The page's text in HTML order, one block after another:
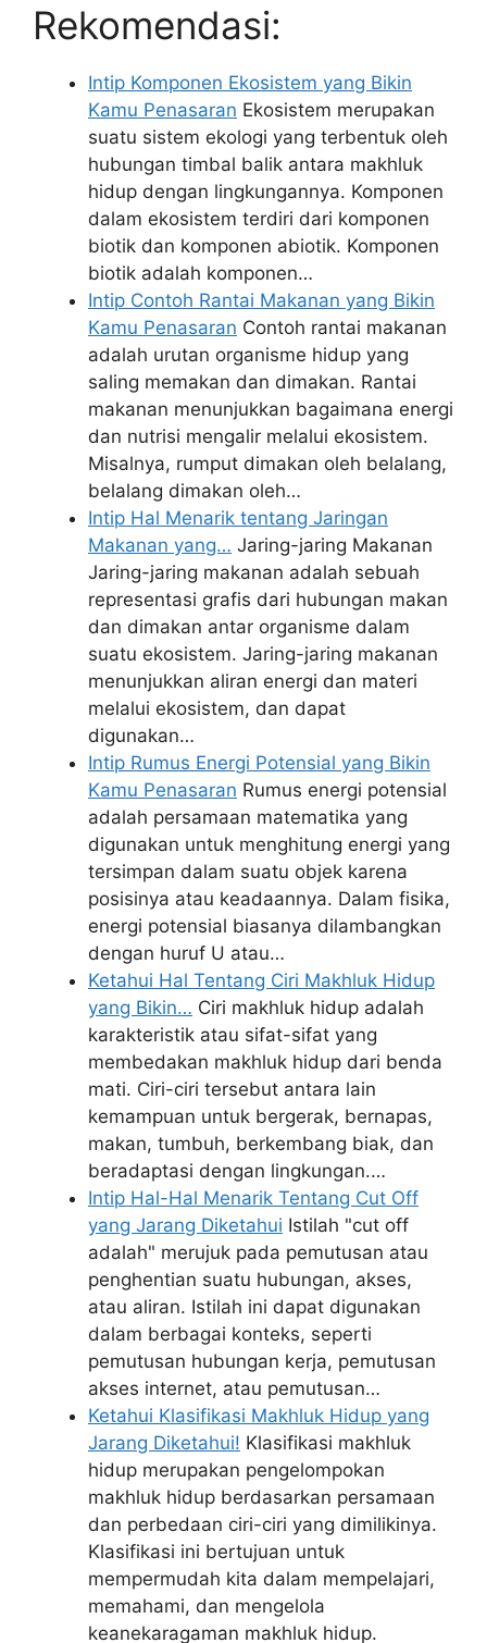
Rekomendasi:
Intip Komponen Ekosistem yang Bikin
Kamu Penasaran Ekosistem merupakan
suatu sistem ekologi yang terbentuk oleh
hubungan timbal balik antara makhluk
hidup dengan lingkungannya. Komponen
dalam ekosistem terdiri dari komponen
biotik dan komponen abiotik. Komponen
biotik adalah komponen…
Intip Contoh Rantai Makanan yang Bikin
Kamu Penasaran Contoh rantai makanan
adalah urutan organisme hidup yang
saling memakan dan dimakan. Rantai
makanan menunjukkan bagaimana energi
dan nutrisi mengalir melalui ekosistem.
Misalnya, rumput dimakan oleh belalang,
belalang dimakan oleh…
Intip Hal Menarik tentang Jaringan
Makanan yang… Jaring-jaring Makanan
Jaring-jaring makanan adalah sebuah
representasi grafis dari hubungan makan
dan dimakan antar organisme dalam
suatu ekosistem. Jaring-jaring makanan
menunjukkan aliran energi dan materi
melalui ekosistem, dan dapat
digunakan…
Intip Rumus Energi Potensial yang Bikin
Kamu Penasaran Rumus energi potensial
adalah persamaan matematika yang
digunakan untuk menghitung energi yang
tersimpan dalam suatu objek karena
posisinya atau keadaannya. Dalam fisika,
energi potensial biasanya dilambangkan
dengan huruf U atau…
Ketahui Hal Tentang Ciri Makhluk Hidup
yang Bikin… Ciri makhluk hidup adalah
karakteristik atau sifat-sifat yang
membedakan makhluk hidup dari benda
mati. Ciri-ciri tersebut antara lain
kemampuan untuk bergerak, bernapas,
makan, tumbuh, berkembang biak, dan
beradaptasi dengan lingkungan.…
Intip Hal-Hal Menarik Tentang Cut Off
yang Jarang Diketahui Istilah "cut off
adalah" merujuk pada pemutusan atau
penghentian suatu hubungan, akses,
atau aliran. Istilah ini dapat digunakan
dalam berbagai konteks, seperti
pemutusan hubungan kerja, pemutusan
akses internet, atau pemutusan…
Ketahui Klasifikasi Makhluk Hidup yang
Jarang Diketahui! Klasifikasi makhluk
hidup merupakan pengelompokan
makhluk hidup berdasarkan persamaan
dan perbedaan ciri-ciri yang dimilikinya.
Klasifikasi ini bertujuan untuk
mempermudah kita dalam mempelajari,
memahami, dan mengelola
keanekaragaman makhluk hidup.